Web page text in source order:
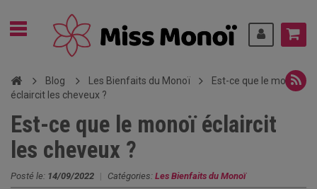
Blog Les Bienfaits du Monoï
Est-ce que le monoï
éclaircit les cheveux ?
Est-ce que le monoï éclaircit
les cheveux ?
Posté le: 14/09/2022 | Catégories: Les Bienfaits du Monoï